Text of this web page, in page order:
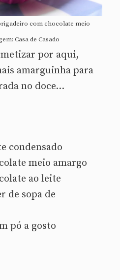
com chocolate meio
Casa de Casado
por aqui,
amarguinha para
no doce…
condensado
meio amargo
ao leite
de sopa de
pó a gosto